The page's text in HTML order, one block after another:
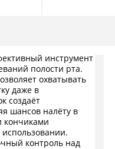
инструмент
полости рта.
охватывать
даже в
создаёт
шансов налёту в
кончиками
контроль над